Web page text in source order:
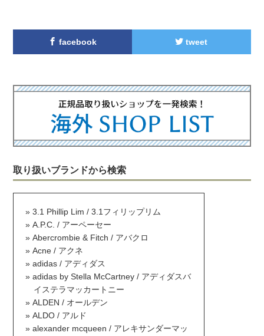
facebook tweet
取り扱いブランドから検索
3.1 Phillip Lim / 3.1フィリップリム
A.P.C. / アーペーセー
Abercrombie & Fitch / アバクロ
Acne / アクネ
adidas / アディダス
adidas by Stella McCartney / アディダスバ
イステラマッカートニー
ALDEN / オールデン
ALDO / アルド
alexander mcqueen / アレキサンダーマッ